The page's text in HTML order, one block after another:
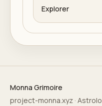
Explorer
Monna Grimoire
project-monna.xyz ·